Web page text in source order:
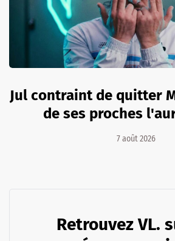
Jul contraint de quitter
de ses proches
7 août 2026
Retrouvez VL.